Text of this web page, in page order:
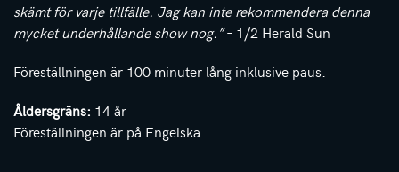
skämt för varje tillfälle. Jag kan inte rekommendera denna
mycket underhållande show nog.”– 1/2 Herald Sun
Föreställningen är 100 minuter lång inklusive paus.
Åldersgräns: 14 år
Föreställningen är på Engelska